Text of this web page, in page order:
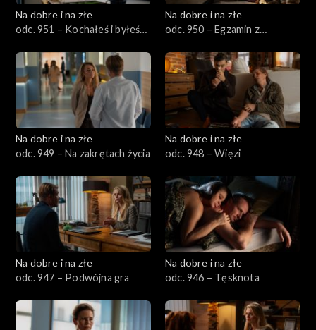
Na dobre i na złe
odc. 951 – Kochałeś i byłeś
Na dobre i na złe
odc. 950 – Egzamin z
Na dobre i na złe
odc. 949 – Na zakrętach życia
Na dobre i na złe
odc. 948 – Więzi
Na dobre i na złe
odc. 947 – Podwójna gra
Na dobre i na złe
odc. 946 – Tęsknota